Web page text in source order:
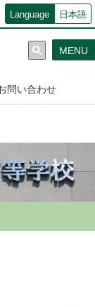
Language 日本語
問い合わせ
MENU